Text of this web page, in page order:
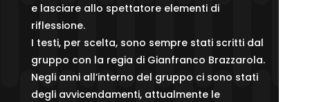
e lasciare allo spettatore elementi di
riflessione.
I testi, per scelta, sono sempre stati scritti dal
gruppo con la regia di Gianfranco Brazzarola.
Negli anni all’interno del gruppo ci sono stati
degli avvicendamenti, attualmente le